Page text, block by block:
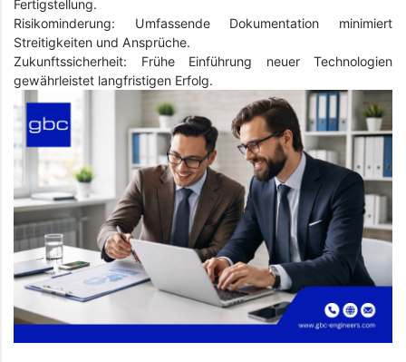
Fertigstellung.
Risikominderung: Umfassende Dokumentation minimiert
Streitigkeiten und Ansprüche.
Zukunftssicherheit: Frühe Einführung neuer Technologien
gewährleistet langfristigen Erfolg.